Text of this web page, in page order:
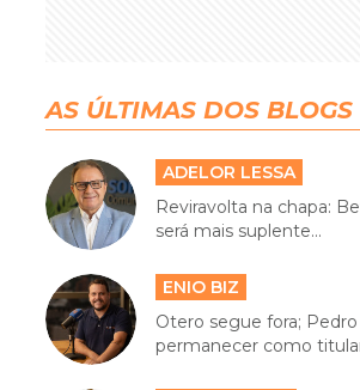
AS ÚLTIMAS DOS BLOGS
ADELOR LESSA
Reviravolta na chapa:
será mais suplente...
ENIO BIZ
Otero segue fora;
permanecer como